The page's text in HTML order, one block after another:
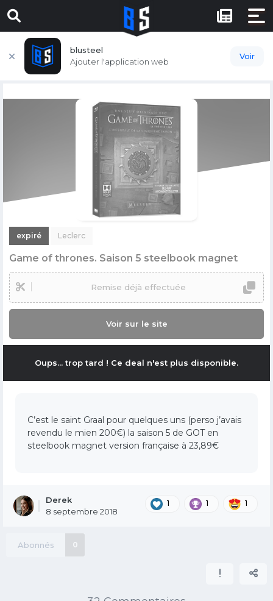
blusteel
Ajouter l'application web
Voir
expiré Leclerc
Game of thrones. Saison 5 steelbook magnet
Remise déjà effectuée
Voir sur le site
Oups... trop tard ! Ce deal n'est plus disponible.
C’est le saint Graal pour quelques uns (perso j’avais
revendu le mien 200€) la saison 5 de GOT en
steelbook magnet version française à 23,89€
1 1 1
Derek
8 septembre 2018
Abonnés 0